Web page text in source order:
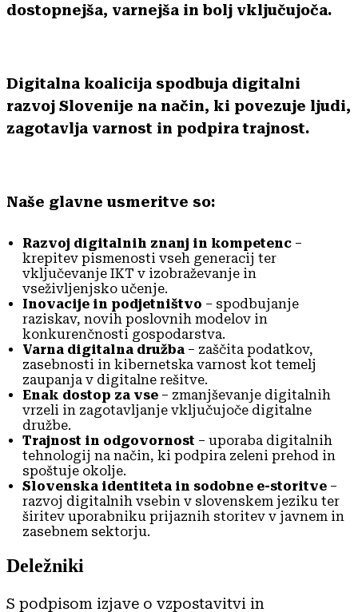
dostopnejša, varnejša in bolj vključujoča.
Digitalna koalicija spodbuja digitalni
razvoj Slovenije na način, ki povezuje ljudi,
zagotavlja varnost in podpira trajnost.
Naše glavne usmeritve so:
Razvoj digitalnih znanj in kompetenc –
krepitev pismenosti vseh generacij ter
vključevanje IKT v izobraževanje in
vseživljenjsko učenje.
Inovacije in podjetništvo – spodbujanje
raziskav, novih poslovnih modelov in
konkurenčnosti gospodarstva.
Varna digitalna družba – zaščita podatkov,
zasebnosti in kibernetska varnost kot temelj
zaupanja v digitalne rešitve.
Enak dostop za vse – zmanjševanje digitalnih
vrzeli in zagotavljanje vključujoče digitalne
družbe.
Trajnost in odgovornost – uporaba digitalnih
tehnologij na način, ki podpira zeleni prehod in
spoštuje okolje.
Slovenska identiteta in sodobne e-storitve –
razvoj digitalnih vsebin v slovenskem jeziku ter
širitev uporabniku prijaznih storitev v javnem in
zasebnem sektorju.
Deležniki
S podpisom izjave o vzpostavitvi in